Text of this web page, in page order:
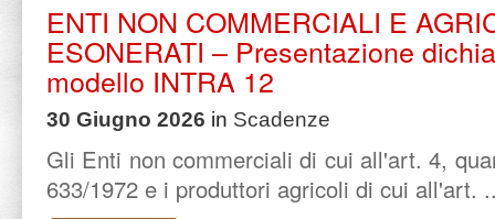
ENTI NON COMMERCIALI E
ESONERATI – Presentazione
modello INTRA 12
30 Giugno 2026 in Scadenze
Gli Enti non commerciali di cui all'art. 4,
633/1972 e i produttori agricoli di cui all'art.